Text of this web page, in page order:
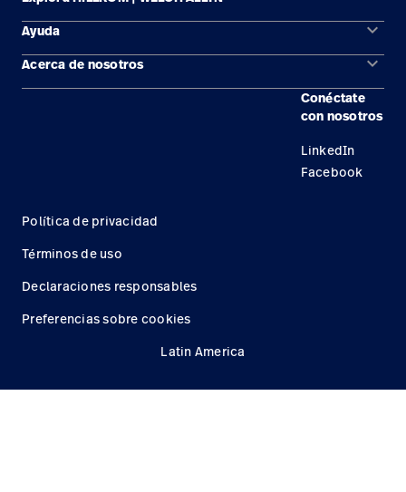
Soluciones
Productos
Ayuda keyboard_arrow_down
Comunícate con nosotros
Acerca de nosotros keyboard_arrow_down
Conéctate
con nosotros
LinkedIn
Facebook
Política de privacidad
Términos de uso
Declaraciones responsables
Preferencias sobre cookies
Latin America